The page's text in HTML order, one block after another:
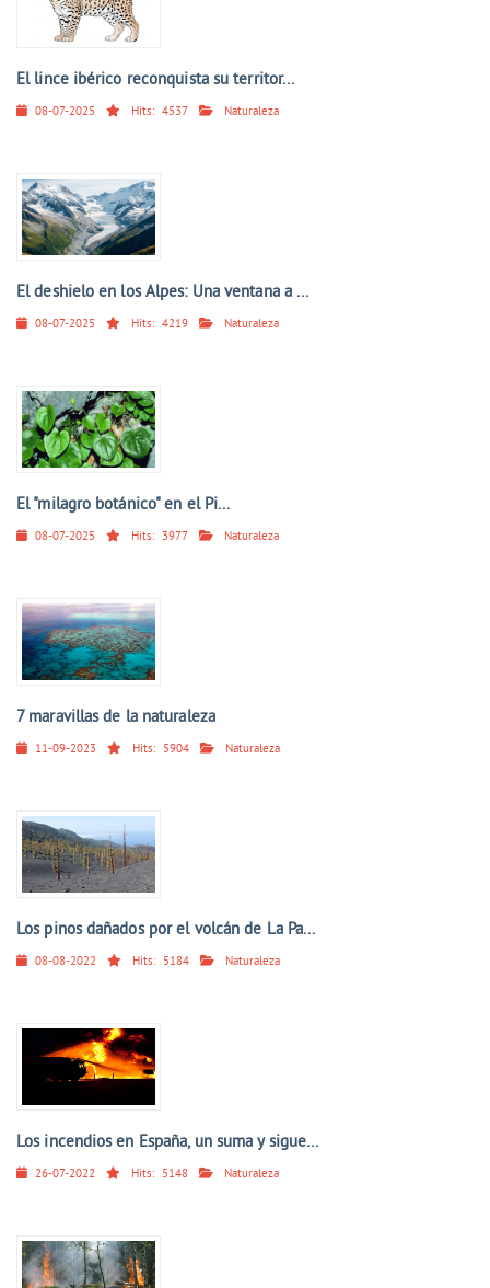
El lince ibérico reconquista su territor...
08-07-2025 Hits: 4537 Naturaleza
El deshielo en los Alpes: Una ventana a ...
08-07-2025 Hits: 4219 Naturaleza
El "milagro botánico" en el Pi...
08-07-2025 Hits: 3977 Naturaleza
7 maravillas de la naturaleza
11-09-2023 Hits: 5904 Naturaleza
Los pinos dañados por el volcán de La Pa...
08-08-2022 Hits: 5184 Naturaleza
Los incendios en España, un suma y sigue...
26-07-2022 Hits: 5148 Naturaleza